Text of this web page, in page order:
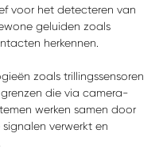
voor het detecteren van
geluiden zoals
herkennen.
zoals trillingssensoren
die via camera-
werken samen door
verwerkt en